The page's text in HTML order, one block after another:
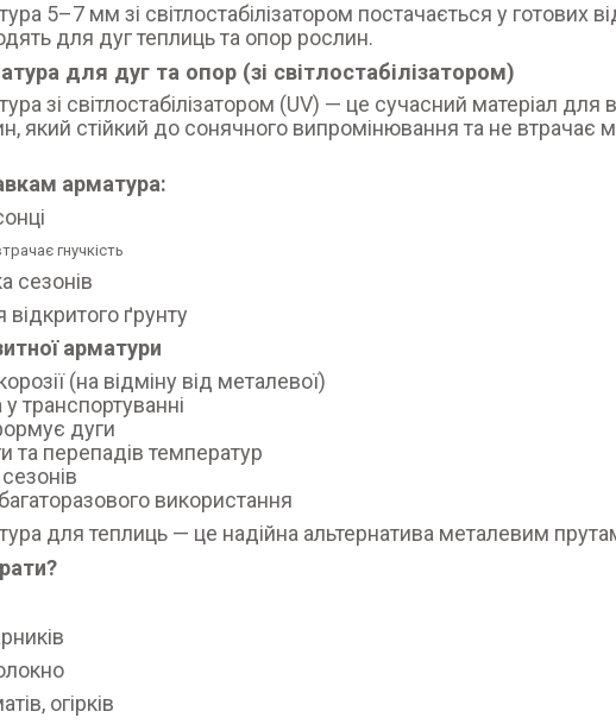
5–7 мм зі світлостабілізатором постачається у готових
для дуг теплиць та опор рослин.
для дуг та опор (зі світлостабілізатором)
зі світлостабілізатором (UV) — це сучасний матеріал для
який стійкий до сонячного випромінювання та не втрачає
арматура:
гнучкість
сезонів
відкритого ґрунту
арматури
(на відміну від металевої)
транспортуванні
дуги
та перепадів температур
використання
для теплиць — це надійна альтернатива металевим
огірків